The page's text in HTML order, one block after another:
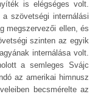
is elégséges volt.
szövetségi internálási
megszervezői ellen, és
szinten az egyik
internálása volt.
a semleges Svájc
az amerikai himnusz
becsmérelte az